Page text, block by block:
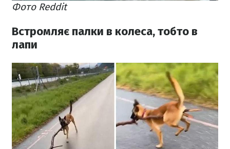
Фото Reddit
Встромляє палки в колеса, тобто в
лапи